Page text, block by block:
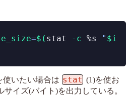
=$( stat -c %s " $i
使いたい場合は stat (1)を使お
サイズ(バイト)を出力している。